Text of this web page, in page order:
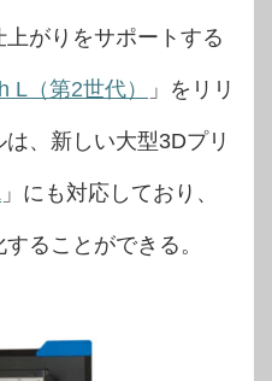
がりをサポートする
L（第2世代） 」をリリ
、新しい大型3Dプリ
」にも対応しており、
ることができる。